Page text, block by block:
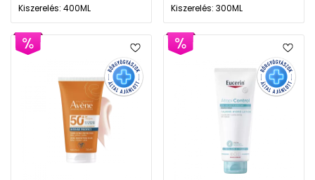
Kiszerelés: 400ML Kiszerelés: 300ML